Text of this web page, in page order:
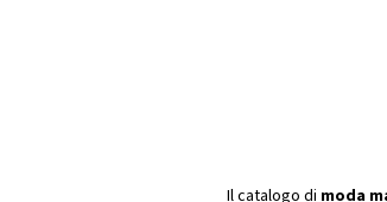
Il catalogo di moda